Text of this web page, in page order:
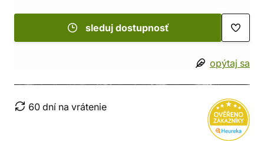
sleduj dostupnosť
opýtaj sa
60 dní na vrátenie